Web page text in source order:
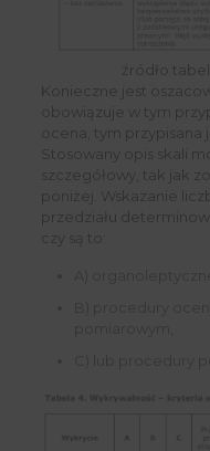
źródło
Konieczne jest
obowiązuje w tym
ocena, tym przypisana
Stosowany opis skali
szczegółowy, tak jak
poniżej. Wskazanie
przedziału
czy są to: